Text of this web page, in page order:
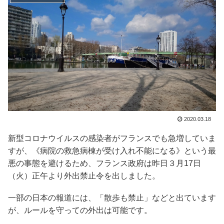
2020.03.18
新型コロナウイルスの感染者がフランスでも急増していま
すが、《病院の救急病棟が受け入れ不能になる》という最
悪の事態を避けるため、フランス政府は昨日３月17日
（火）正午より外出禁止令を出しました。
一部の日本の報道には、「散歩も禁止」などと出ています
が、ルールを守っての外出は可能です。